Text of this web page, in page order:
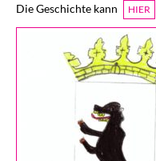
Die Geschichte kann
HIER